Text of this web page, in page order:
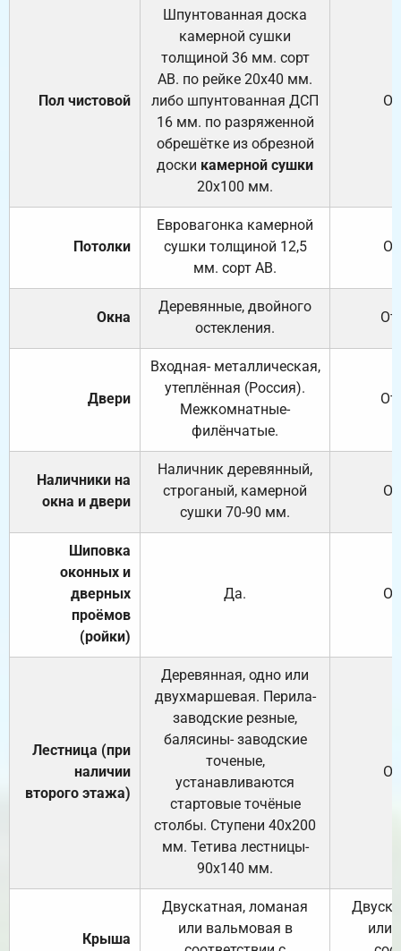
Пол чистовой
Шпунтованная доска
камерной сушки
толщиной 36 мм. сорт
АВ. по рейке 20х40 мм.
либо шпунтованная ДСП
16 мм. по разряженной
обрешётке из обрезной
доски камерной сушки
20х100 мм.
Потолки
Евровагонка камерной
сушки толщиной 12,5
мм. сорт АВ.
Окна
Деревянные, двойного
остекления.
Двери
Входная- металлическая,
утеплённая (Россия).
Межкомнатные-
филёнчатые.
Наличники на
окна и двери
Наличник деревянный,
строганый, камерной
сушки 70-90 мм.
Шиповка
оконных и
дверных
проёмов
(ройки)
Да.
Лестница (при
наличии
второго этажа)
Деревянная, одно или
двухмаршевая. Перила-
заводские резные,
балясины- заводские
точеные,
устанавливаются
стартовые точёные
столбы. Ступени 40х200
мм. Тетива лестницы-
90х140 мм.
Крыша
Двускатная, ломаная
или вальмовая в
или